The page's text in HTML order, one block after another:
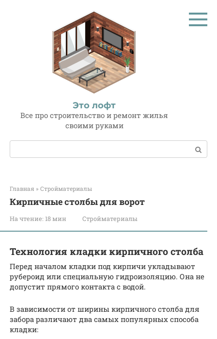
Это лофт
Все про строительство и ремонт жилья
своими руками
Поиск:
Главная » Стройматериалы
Кирпичные столбы для ворот
На чтение: 18 мин Стройматериалы
Технология кладки кирпичного столба
Перед началом кладки под кирпичи укладывают
рубероид или специальную гидроизоляцию. Она не
допустит прямого контакта с водой.
В зависимости от ширины кирпичного столба для
забора различают два самых популярных способа
кладки: